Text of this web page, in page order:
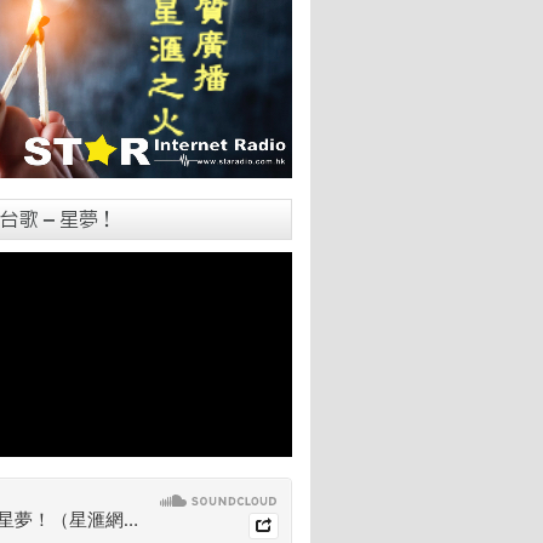
歌 – 星夢！